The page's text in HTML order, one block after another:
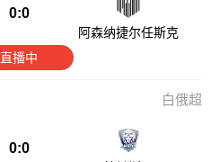
0:0
阿森纳捷尔任斯克
直播中
白俄超
0:0